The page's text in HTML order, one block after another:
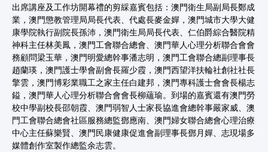
出席講座及工作坊開幕禮的剪綵嘉賓包括：澳門衛生局副局長鄭成
業，澳門懲教管理局局長代表、代處長麥金嬋，澳門城市大學大健
康學院執行副院長孫沛，澳門衛生局局長代表、仁伯爵綜合醫院精
神科主任林美鳳，澳門工會聯合總會、澳門華人心理分析聯合會會
務顧問梁玉華，澳門明愛總幹事潘志明，澳門工會聯合總副理事長
趙蘭瑛，澳門護士學會副會長羅少霞，澳門西望洋扶輪社創社社長
擎雲，澳門博彩業職工之家主任白建邦，澳門專科護士會會長楊志
鎰，澳門華人心理分析聯合會會長柳蘊瑜。到場的嘉賓還有澳門勞
校中學副校長邵朝霞、澳門弱智人士家長協進會總幹事嚴家威、澳
門工會聯合總會社區服務總監鄧應南、澳門婦女聯合總會心理治療
中心主任蘇樂賢、澳門民康健康促進會副理事長鄧月嬋、志現場多
媒體創作室製作總監余志雲。